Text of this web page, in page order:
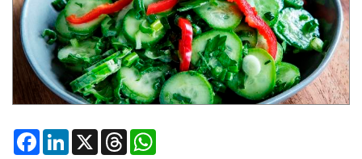
FacebookLinkedIn
X Threads